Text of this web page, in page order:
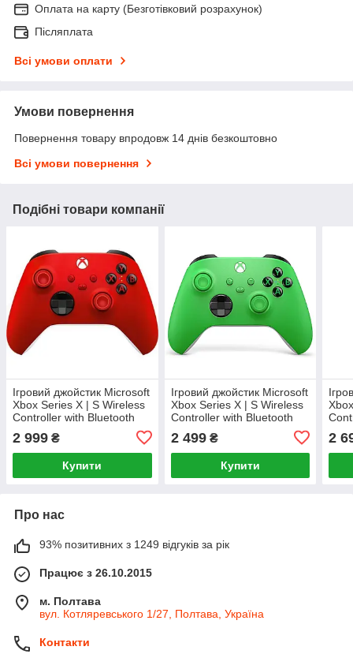
Оплата на карту (Безготівковий розрахунок)
Післяплата
Всі умови оплати
Умови повернення
Повернення товару впродовж 14 днів безкоштовно
Всі умови повернення
Подібні товари компанії
Ігровий джойстик Microsoft
Xbox Series X | S Wireless
Controller with Bluetooth
2 999 ₴
Купити
Ігровий джойстик Microsoft
Xbox Series X | S Wireless
Controller with Bluetooth
2 499₴
Купити
2
Про нас
93% позитивних з 1249 відгуків за рік
Працює з 26.10.2015
м. Полтава
вул. Котляревського 1/27, Полтава, Україна
Контакти